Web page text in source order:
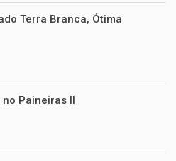
Terra Branca, Ótima
Paineiras II